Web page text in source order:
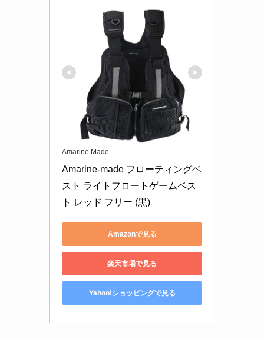
Amarine Made
Amarine-made フローティングベ
スト ライトフロートゲームベス
ト レッド フリー (黒)
Amazonで見る
楽天市場で見る
Yahoo!ショッピングで見る